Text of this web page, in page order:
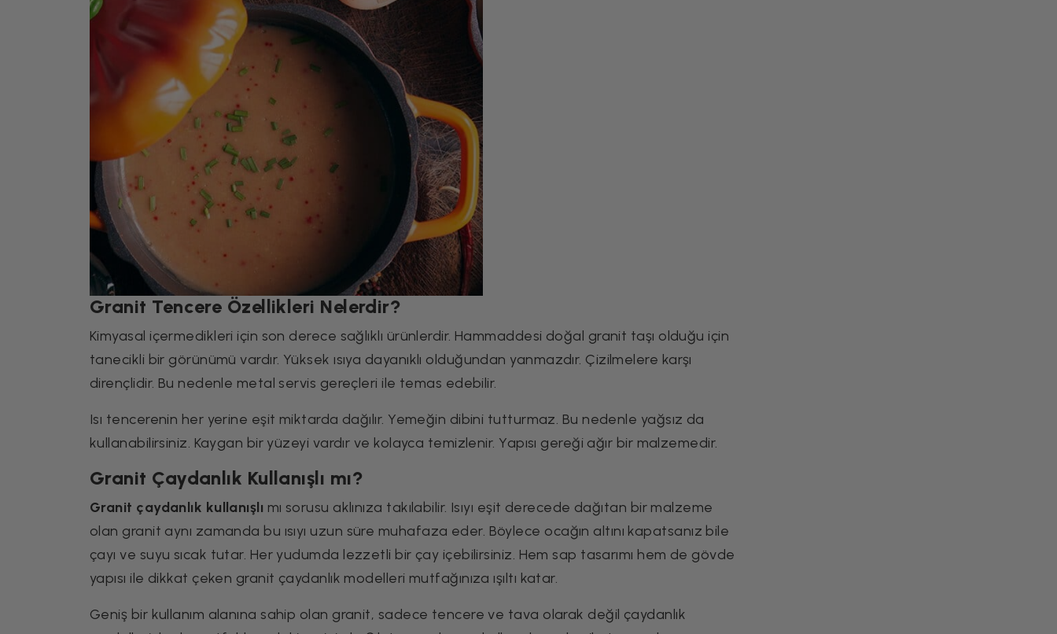
Granit Tencere Özellikleri Nelerdir?
Kimyasal içermedikleri için son derece sağlıklı ürünlerdir. Hammaddesi doğal granit taşı olduğu için
tanecikli bir görünümü vardır. Yüksek ısıya dayanıklı olduğundan yanmazdır. Çizilmelere karşı
dirençlidir. Bu nedenle metal servis gereçleri ile temas edebilir.
Isı tencerenin her yerine eşit miktarda dağılır. Yemeğin dibini tutturmaz. Bu nedenle yağsız da
kullanabilirsiniz. Kaygan bir yüzeyi vardır ve kolayca temizlenir. Yapısı gereği ağır bir malzemedir.
Granit Çaydanlık Kullanışlı mı?
Granit çaydanlık kullanışlı mı sorusu aklınıza takılabilir. Isıyı eşit derecede dağıtan bir malzeme
olan granit aynı zamanda bu ısıyı uzun süre muhafaza eder. Böylece ocağın altını kapatsanız bile
çayı ve suyu sıcak tutar. Her yudumda lezzetli bir çay içebilirsiniz. Hem sap tasarımı hem de gövde
yapısı ile dikkat çeken granit çaydanlık modelleri mutfağınıza ışıltı katar.
Geniş bir kullanım alanına sahip olan granit, sadece tencere ve tava olarak değil çaydanlık